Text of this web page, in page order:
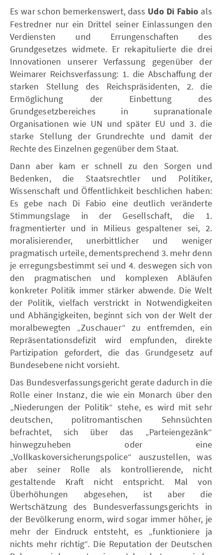
Es war schon bemerkenswert, dass Udo Di Fabio als
Festredner nur ein Drittel seiner Einlassungen den
Verdiensten und Errungenschaften des
Grundgesetzes widmete. Er rekapitulierte die drei
Innovationen unserer Verfassung gegenüber der
Weimarer Reichsverfassung: 1. die Abschaffung der
starken Stellung des Reichspräsidenten, 2. die
Ermöglichung der Einbettung des
Grundgesetzbereiches in supranationale
Organisationen wie UN und später EU und 3. die
starke Stellung der Grundrechte und damit der
Rechte des Einzelnen gegenüber dem Staat.
Dann aber kam er schnell zu den Sorgen und
Bedenken, die Staatsrechtler und Politiker,
Wissenschaft und Öffentlichkeit beschlichen haben:
Es gebe nach Di Fabio eine deutlich veränderte
Stimmungslage in der Gesellschaft, die 1.
fragmentierter und in Milieus gespaltener sei, 2.
moralisierender, unerbittlicher und weniger
pragmatisch urteile, dementsprechend 3. mehr denn
je erregungsbestimmt sei und 4. deswegen sich von
den pragmatischen und komplexen Abläufen
konkreter Politik immer stärker abwende. Die Welt
der Politik, vielfach verstrickt in Notwendigkeiten
und Abhängigkeiten, beginnt sich von der Welt der
moralbewegten „Zuschauer“ zu entfremden, ein
Repräsentationsdefizit wird empfunden, direkte
Partizipation gefordert, die das Grundgesetz auf
Bundesebene nicht vorsieht.
Das Bundesverfassungsgericht gerate dadurch in die
Rolle einer Instanz, die wie ein Monarch über den
„Niederungen der Politik“ stehe, es wird mit sehr
deutschen, politromantischen Sehnsüchten
befrachtet, sich über das „Parteiengezänk“
hinwegzuheben oder eine
„Vollkaskoversicherungspolice“ auszustellen, was
aber seiner Rolle als kontrollierende, nicht
gestaltende Kraft nicht entspricht. Mal von
Überhöhungen abgesehen, ist aber die
Wertschätzung des Bundesverfassungsgerichts in
der Bevölkerung enorm, wird sogar immer höher, je
mehr der Eindruck entsteht, es „funktioniere ja
nichts mehr richtig“. Die Reputation der Deutschen